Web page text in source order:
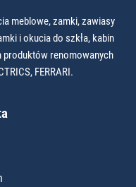
meblowe, zamki, zawiasy
i okucia do szkła, kabin
produktów renomowanych
FERRARI.